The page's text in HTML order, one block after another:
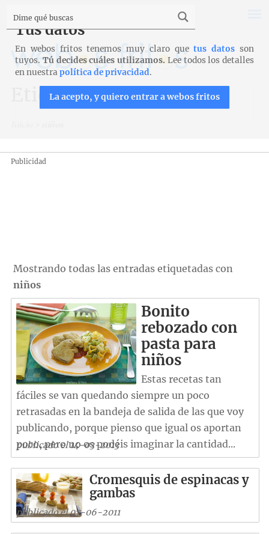
Etiqueta: niños
Publicidad
Mostrando todas las entradas etiquetadas con
niños
Bonito
rebozado con
pasta para
niños
Estas recetas tan
fáciles se van quedando siempre un poco
retrasadas en la bandeja de salida de las que voy
publicando, porque pienso que igual os aportan
poco, pero no os podéis imaginar la cantidad...
publicado el 14-03-2013
Cromesquis de espinacas y
gambas
publicado el 07-06-2011
Tus datos
En webos fritos tenemos muy claro quetus datos son
tuyos. Tú decides cuáles utilizamos. Lee todos los detalles
en nuestrapolítica de privacidad.
La acepto, y quiero entrar a webos fritos